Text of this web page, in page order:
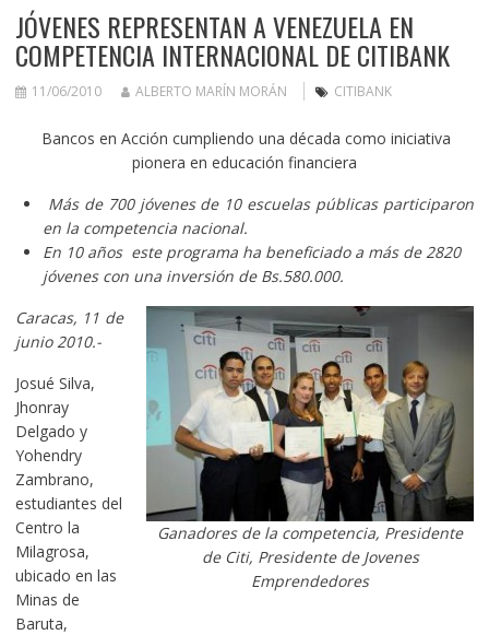
JÓVENES REPRESENTAN A VENEZUELA EN
COMPETENCIA INTERNACIONAL DE CITIBANK
11/06/2010 ALBERTO MARÍN MORÁN CITIBANK
Bancos en Acción cumpliendo una década como iniciativa
pionera en educación financiera
Más de 700 jóvenes de 10 escuelas públicas participaron
en la competencia nacional.
En 10 años este programa ha beneficiado a más de 2820
jóvenes con una inversión de Bs.580.000.
Ganadores de la competencia, Presidente
de Citi, Presidente de Jovenes
Emprendedores
Caracas, 11 de
junio 2010.-
Josué Silva,
Jhonray
Delgado y
Yohendry
Zambrano,
estudiantes del
Centro la
Milagrosa,
ubicado en las
Minas de
Baruta,